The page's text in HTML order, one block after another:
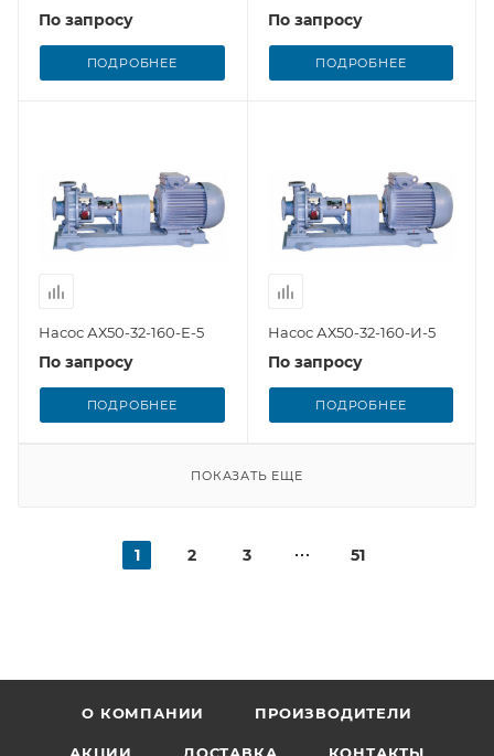
По запросу
ПОДРОБНЕЕ
По запросу
ПОДРОБНЕЕ
Насос АХ50-32-160-Е-5
По запросу
ПОДРОБНЕЕ
Насос АХ50-32-160-И-5
По запросу
ПОДРОБНЕЕ
ПОКАЗАТЬ ЕЩЕ
1 2 3 51
О КОМПАНИИ ПРОИЗВОДИТЕЛИ